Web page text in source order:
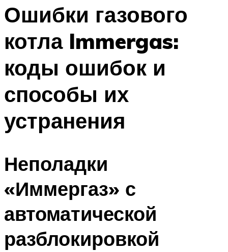
Ошибки газового
котла Immergas:
коды ошибок и
способы их
устранения
Неполадки
«Иммергаз» с
автоматической
разблокировкой